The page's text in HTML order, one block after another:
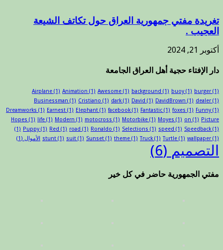
تغريدة مفتي جمهورية العراق حول تكاتف الشيعة
العجيب .
أكتوبر 21, 2024
دار الإفتاء حجية أهل العراق الجامعة
Airplane (1) Animation (1) Awesome (1) background (1) buoy (1) burger (1)
Businessman (1) Cristiano (1) dark(1) David (1) DavidBrown (1) dealer (1)
Dreamworks (1) Earnest (1) Elephant (1) facebook(1) Fantastic (1) foxes (1) Funny (1)
Hopes (1) life (1) Modern (1) motocross (1) Motorbike (1) Moyes (1) on (1) Picture
(1) Puppy (1) Red (1) road (1) Ronaldo (1) Selections (1) speed (1) Speedback(1)
stunt (1) suit (1) Sunset (1) theme (1) Truck(1) Turtle (1) wallpaper (1) الأموال (1)
التصميم (6)
مفتي الجمهورية حاضر في كل خير